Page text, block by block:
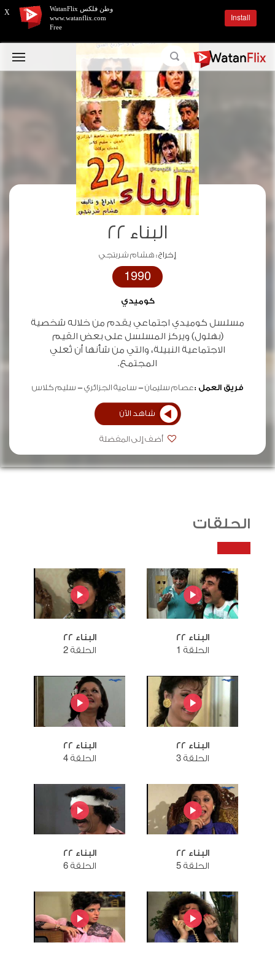
البناء ٢٢
إخراج :هشام شربتجي
1990
كوميدي
مسلسل كوميدي اجتماعي يقدم من خلاله شخصية
(بهلول) ويركز المسلسل على بعض القيم
الاجتماعية النبيلة، والتي من شأنها أن تُعلي
المجتمع.
فريق العمل :عصام سليمان سامية الجزائري سليم كلاس
شاهد الآن
أضف إلى المفضلة
الحلقات
البناء ٢٢
الحلقة 1
البناء ٢٢
الحلقة 2
البناء ٢٢
الحلقة 3
البناء ٢٢
الحلقة 4
البناء ٢٢
الحلقة 5
البناء ٢٢
الحلقة 6
X
وطن فلكس WatanFlix
www.watanflix.com
Free
Install